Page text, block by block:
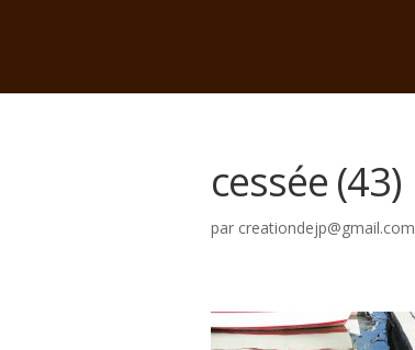
cessée (43)
par creationdejp@gmail.com